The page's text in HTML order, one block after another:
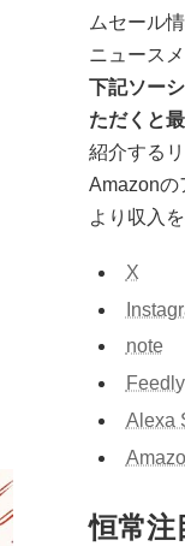
ムセール
ニュース
下記ソー
ただくと
紹介する
Amazonの
より収入
X
note
Feedly
Alexa
恒常注